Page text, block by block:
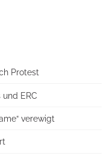
Protest
ERC
verewigt